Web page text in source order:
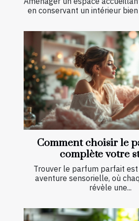
en conservant un intérieur
Comment choisir le
complète votre
Trouver le parfum parfait
aventure sensorielle, où
révèle une...